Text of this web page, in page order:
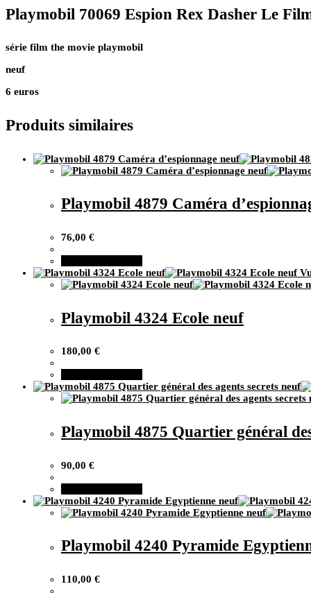
Playmobil 70069 Espion Rex Dasher Le
série film the movie playmobil
neuf
6 euros
Produits similaires
Playmobil 4879 Caméra
76,00 €
Playmobil 4324 Ecole neuf
180,00 €
Playmobil 4875 Quartier général
90,00 €
Playmobil 4240 Pyramide
110,00 €